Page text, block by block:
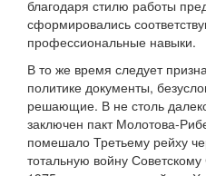
благодаря стилю работы
сформировались
профессиональные навыки.
В то же время следует
политике документы,
решающие. В не столь
заключен пакт Молотова-
помешало Третьему рейху
тотальную войну